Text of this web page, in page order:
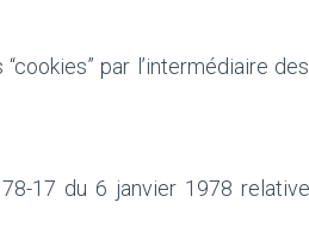
par l’intermédiaire
17 du 6 janvier 1978